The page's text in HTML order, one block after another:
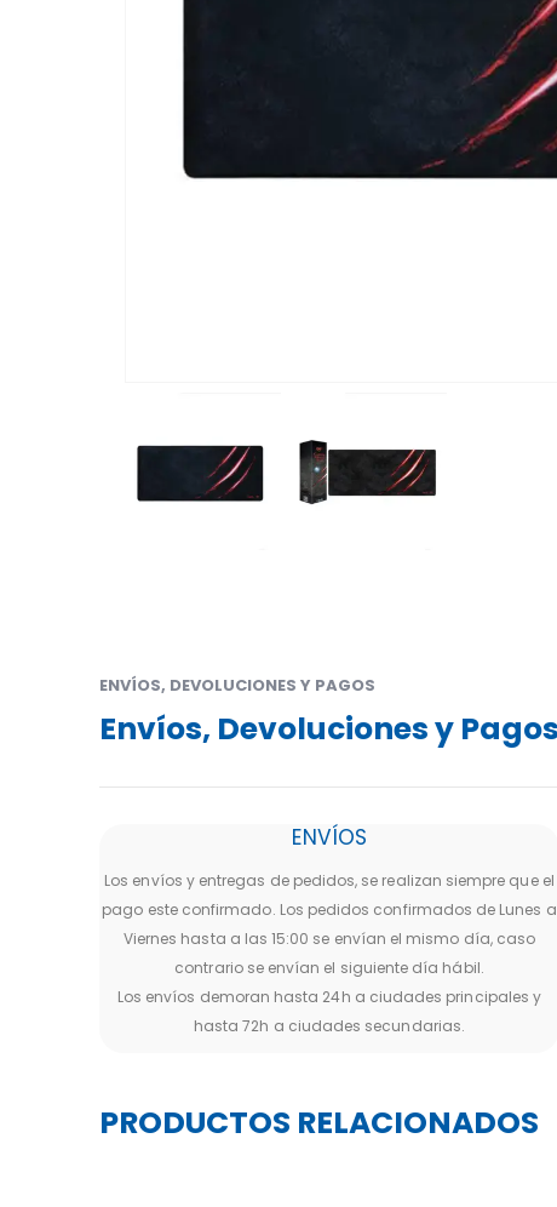
ENVÍOS, DEVOLUCIONES Y PAGOS
Envíos, Devoluciones y Pagos
ENVÍOS
Los envíos y entregas de pedidos, se realizan siempre que el
pago este confirmado. Los pedidos confirmados de Lunes a
Viernes hasta a las 15:00 se envían el mismo día, caso
contrario se envían el siguiente día hábil.
Los envíos demoran hasta 24h a ciudades principales y
hasta 72h a ciudades secundarias.
PRODUCTOS RELACIONADOS